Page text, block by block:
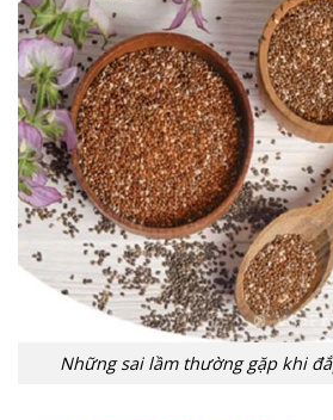
Những sai lầm thường gặp khi